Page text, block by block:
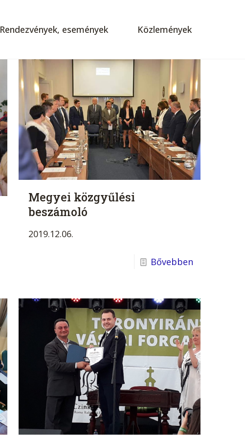
Rendezvények, események Közlemények
Megyei közgyűlési
beszámoló
2019.12.06.
Bővebben